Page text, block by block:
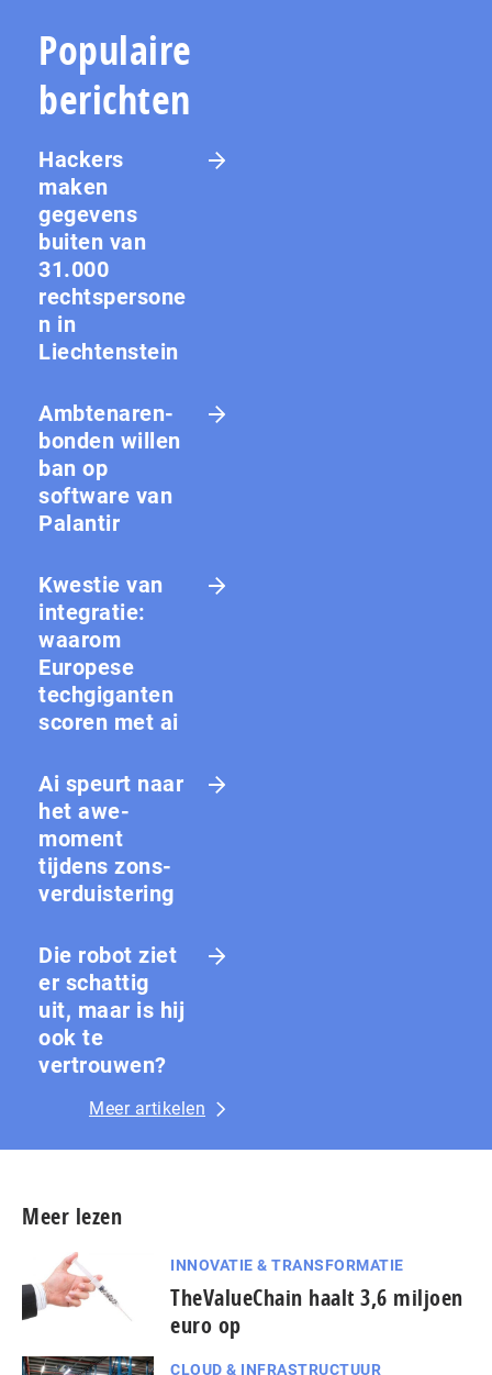
Populaire
berichten
Hackers
maken
gegevens
buiten van
31.000
rechtspersone
n in
Liechtenstein
Amb­te­na­ren­
bon­den willen
ban op
software van
Palantir
Kwestie van
integratie:
waarom
Europese
techgiganten
scoren met ai
Ai speurt naar
het awe-
moment
tijdens zons­
ver­duis­te­ring
Die robot ziet
er schattig
uit, maar is hij
ook te
vertrouwen?
Meer artikelen
Meer lezen
INNOVATIE & TRANSFORMATIE
TheValueChain haalt 3,6 miljoen
euro op
CLOUD & INFRASTRUCTUUR